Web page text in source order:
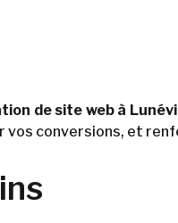
de site web à
vos conversions, et